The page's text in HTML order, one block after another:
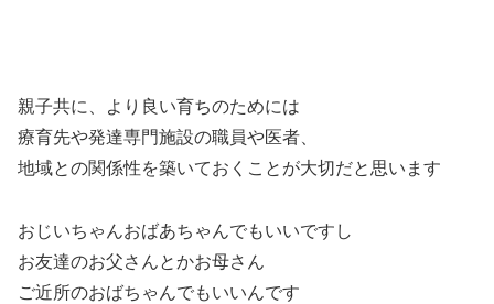
親子共に、より良い育ちのためには
療育先や発達専門施設の職員や医者、
地域との関係性を築いておくことが大切だと思います
おじいちゃんおばあちゃんでもいいですし
お友達のお父さんとかお母さん
ご近所のおばちゃんでもいいんです